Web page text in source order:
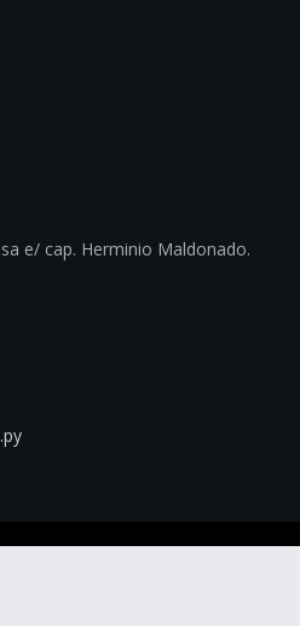
e/ cap. Herminio Maldonado.